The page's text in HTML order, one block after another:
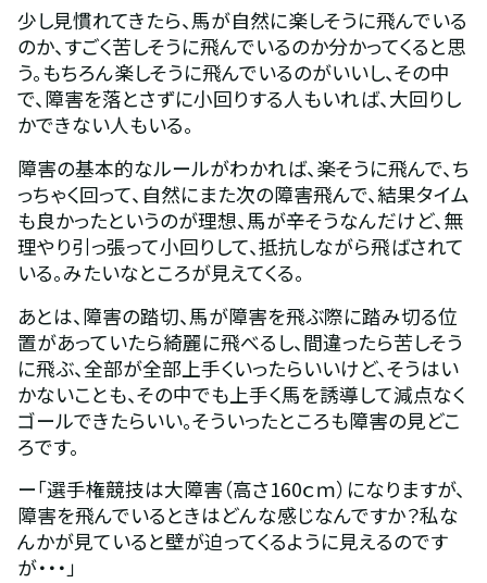
少し見慣れてきたら、馬が自然に楽しそうに飛んでいる
のか、すごく苦しそうに飛んでいるのか分かってくると思
う。もちろん楽しそうに飛んでいるのがいいし、その中
で、障害を落とさずに小回りする人もいれば、大回りし
かできない人もいる。
障害の基本的なルールがわかれば、楽そうに飛んで、ち
っちゃく回って、自然にまた次の障害飛んで、結果タイム
も良かったというのが理想、馬が辛そうなんだけど、無
理やり引っ張って小回りして、抵抗しながら飛ばされて
いる。みたいなところが見えてくる。
あとは、障害の踏切、馬が障害を飛ぶ際に踏み切る位
置があっていたら綺麗に飛べるし、間違ったら苦しそう
に飛ぶ、全部が全部上手くいったらいいけど、そうはい
かないことも、その中でも上手く馬を誘導して減点なく
ゴールできたらいい。そういったところも障害の見どこ
ろです。
ー「選手権競技は大障害（高さ160ｃｍ）になりますが、
障害を飛んでいるときはどんな感じなんですか？私な
んかが見ていると壁が迫ってくるように見えるのです
が・・・」